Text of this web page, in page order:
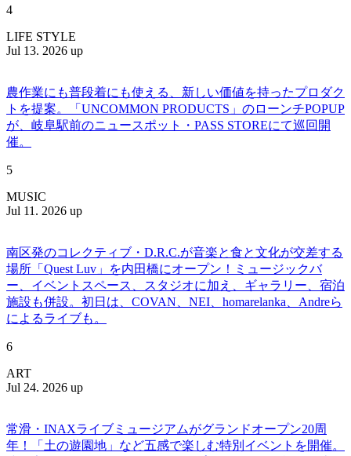
4
LIFE STYLE
Jul 13. 2026 up
農作業にも普段着にも使える、新しい価値を持ったプロダク
トを提案。「UNCOMMON PRODUCTS」のローンチPOPUP
が、岐阜駅前のニュースポット・PASS STOREにて巡回開
催。
5
MUSIC
Jul 11. 2026 up
南区発のコレクティブ・D.R.C.が⾳楽と⾷と⽂化が交差する
場所「Quest Luv」を内田橋にオープン！ミュージックバ
ー、イベントスペース、スタジオに加え、ギャラリー、宿泊
施設も併設。初日は、COVAN、NEI、homarelanka、Andreら
によるライブも。
6
ART
Jul 24. 2026 up
常滑・INAXライブミュージアムがグランドオープン20周
年！「土の遊園地」など五感で楽しむ特別イベントを開催。